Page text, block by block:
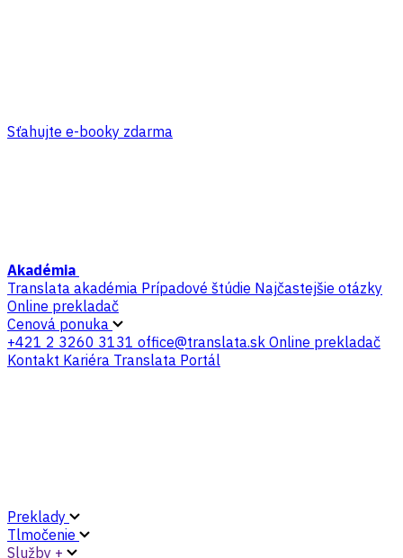
Sťahujte e-booky zdarma
Akadémia
Translata akadémia Prípadové štúdie Najčastejšie otázky
Online prekladač
Cenová ponuka
+421 2 3260 3131 office@translata.sk Online prekladač
Kontakt Kariéra Translata Portál
Preklady
Tlmočenie
Služby +